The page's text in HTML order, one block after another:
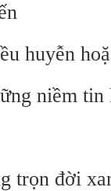
huyễn
niềm tin
trọn đời